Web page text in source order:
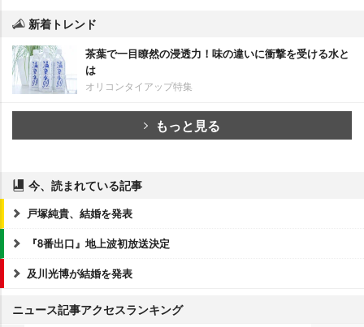
新着トレンド
茶葉で一目瞭然の浸透力！味の違いに衝撃を受ける水と
は
オリコンタイアップ特集
もっと見る
今、読まれている記事
戸塚純貴、結婚を発表
『8番出口』地上波初放送決定
及川光博が結婚を発表
ニュース記事アクセスランキング